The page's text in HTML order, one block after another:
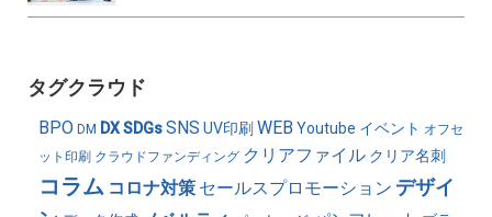
タグクラウド
BPO DM DXSDGsSNS UV印刷 WEB Youtube イベント オフセ
ット印刷 クラウドファンディング クリアファイル クリア名刺
コラム コロナ対策 セールスプロモーション デザイ